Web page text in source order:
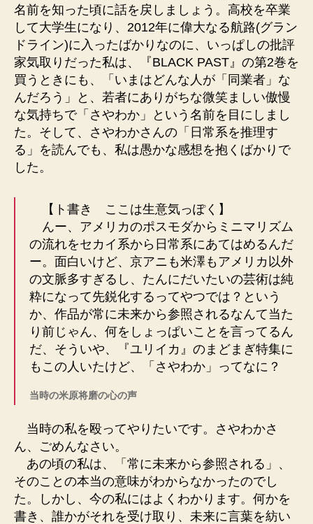
名前を知った頃に話を戻しましょう。高校を卒業
して大学生になり、2012年に偉大なる航路(グラン
ドライン)に入ったばかりなのに、いっぱしの批評
家気取りだった私は、『BLACK PAST』の第2巻を
買うときにも、「いまはどんな人が「同業者」な
んだろう」と、若者にありがちな微笑ましい傲慢
な気持ちで「さやわか」という名前を目にしまし
た。そして、さやわかさんの「日常系を推理す
る」を読んでも、私は愚かな感想を抱くばかりで
した。
【ト書き ここは生意気っぽく】
んー、アメリカのポスモダからミニマリズム
の流れをセカイ系から日常系にあてはめるんだ
ー。面白いけど、京アニも米澤もアメリカ以外
の文脈多すぎるし、たんにだいたいの芸術は純
粋になって先鋭化するってやつでは？という
か、作品が常に未来から参照されるなんて当た
り前じゃん、何をしょっぱいことを言ってるん
だ、そういや、『ユリイカ』のまどまぎ特集に
もこの人いたけど、「さやわか」ってなに？
当時の米原将磨の心の声
当時の私を殴ってやりたいです。さやわかさ
ん、ごめんなさい。
あの頃の私は、「常に未来から参照される」、
そのことの本当の意味がわからなかったのでし
た。しかし、今の私にはよくわかります。何かを
書き、誰かがそれを受け取り、未来に言葉を紡い